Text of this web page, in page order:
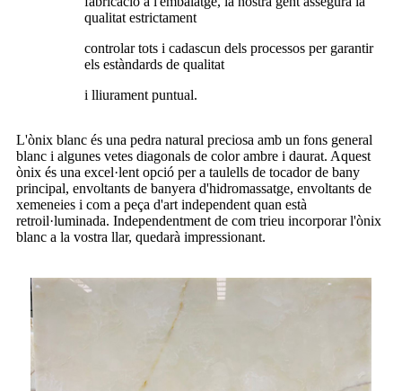
qualitat estrictament
controlar tots i cadascun dels processos per garantir
els estàndards de qualitat
i lliurament puntual.
L'ònix blanc és una pedra natural preciosa amb un fons general
blanc i algunes vetes diagonals de color ambre i daurat. Aquest
ònix és una excel·lent opció per a taulells de tocador de bany
principal, envoltants de banyera d'hidromassatge, envoltants de
xemeneies i com a peça d'art independent quan està
retroil·luminada. Independentment de com trieu incorporar l'ònix
blanc a la vostra llar, quedarà impressionant.